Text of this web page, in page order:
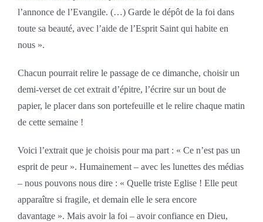
l’annonce de l’Evangile. (…) Garde le dépôt de la foi dans
toute sa beauté, avec l’aide de l’Esprit Saint qui habite en
nous ».
Chacun pourrait relire le passage de ce dimanche, choisir un
demi-verset de cet extrait d’épitre, l’écrire sur un bout de
papier, le placer dans son portefeuille et le relire chaque matin
de cette semaine !
Voici l’extrait que je choisis pour ma part : « Ce n’est pas un
esprit de peur ». Humainement – avec les lunettes des médias
– nous pouvons nous dire : « Quelle triste Eglise ! Elle peut
apparaître si fragile, et demain elle le sera encore
davantage ». Mais avoir la foi – avoir confiance en Dieu,